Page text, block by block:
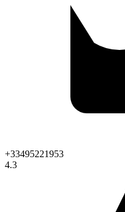
+33495221953
4.3